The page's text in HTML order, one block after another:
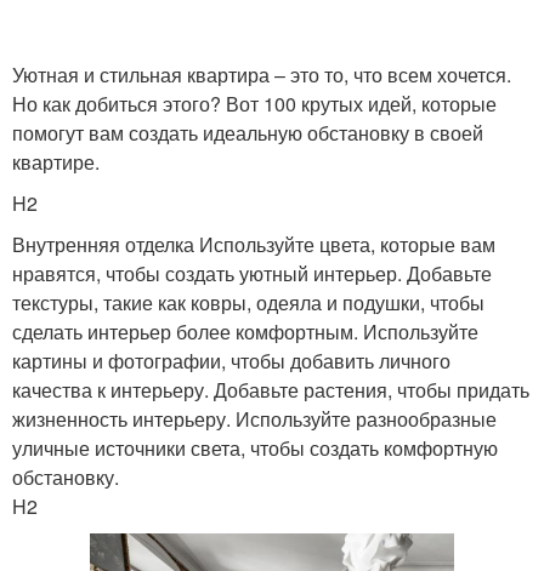
Интерьер в
скандинавском стиле
Фасад в скандинавском
стиле
Этнические стили Актуальные стили
Популярные стили
Уютная и стильная квартира – это то, что всем хочется.
Но как добиться этого? Вот 100 крутых идей, которые
помогут вам создать идеальную обстановку в своей
квартире.
H2
Внутренняя отделка Используйте цвета, которые вам
нравятся, чтобы создать уютный интерьер. Добавьте
текстуры, такие как ковры, одеяла и подушки, чтобы
сделать интерьер более комфортным. Используйте
картины и фотографии, чтобы добавить личного
качества к интерьеру. Добавьте растения, чтобы придать
жизненность интерьеру. Используйте разнообразные
уличные источники света, чтобы создать комфортную
обстановку.
H2